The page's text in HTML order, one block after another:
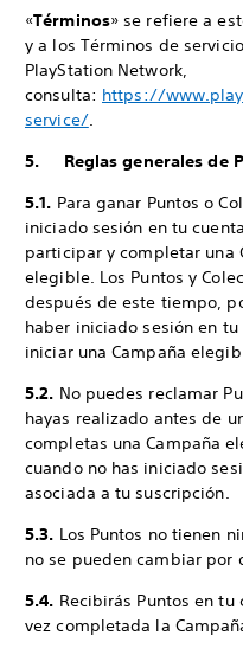
«Términos» se refiere a
y a los Términos de
PlayStation Network,
consulta: https://
service/.
5. Reglas generales de
5.1. Para ganar Puntos o
iniciado sesión en tu
participar y completar una
elegible. Los Puntos y
después de este tiempo,
haber iniciado sesión en
iniciar una Campaña
5.2. No puedes reclamar
hayas realizado antes de
completas una Campaña
cuando no has iniciado
asociada a tu suscripción.
5.3. Los Puntos no tienen
no se pueden cambiar por
5.4. Recibirás Puntos en tu
vez completada la